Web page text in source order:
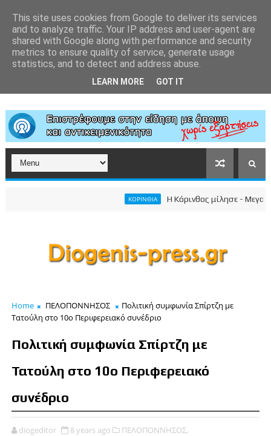
ΚΟΡΙΝΘΙΑ Η Κόρινθος μίλησε -
Home ΠΕΛΟΠΟΝΝΗΣΟΣ
Πολιτική συμφωνία Σπίρτζη με
Τατούλη στο 10ο Περιφερειακό συνέδριο
Πολιτική συμφωνία Σπίρτζη με
Τατούλη στο 10ο Περιφερειακό
συνέδριο
diogeditor 8 years ago ΠΕΛΟΠΟΝΝΗΣΟΣ,
This site uses cookies from Google to deliver its services
and to analyze traffic. Your IP address and user-agent are
shared with Google along with performance and security
metrics to ensure quality of service, generate usage
statistics, and to detect and address abuse.
LEARN MORE GOT IT